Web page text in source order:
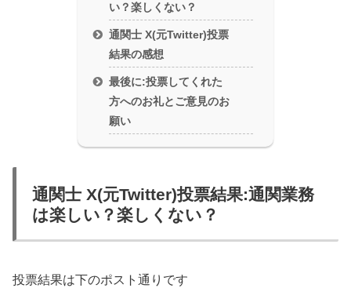
い？楽しくない？
通関士 X(元Twitter)投票
結果の感想
最後に:投票してくれた
方へのお礼とご意見のお
願い
通関士 X(元Twitter)投票結果:通関業務
は楽しい？楽しくない？
投票結果は下のポスト通りです